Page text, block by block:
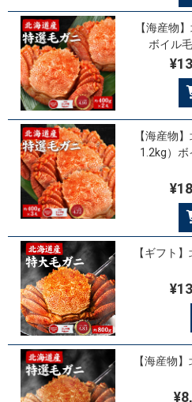
【海産物
ボイル
【海産物
1.2kg）
【ギフト
【海産物